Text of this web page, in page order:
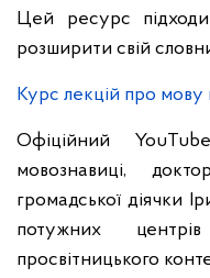
Цей ресурс
розширити свій
Курс лекцій про мову
Офіційний
мовознавиці,
громадської діячки
потужних
просвітницького